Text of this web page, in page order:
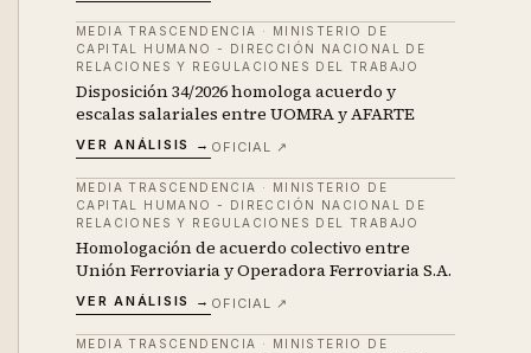
MEDIA TRASCENDENCIA · MINISTERIO DE
CAPITAL HUMANO - DIRECCIÓN NACIONAL DE
RELACIONES Y REGULACIONES DEL TRABAJO
Disposición 34/2026 homologa acuerdo y
escalas salariales entre UOMRA y AFARTE
VER ANÁLISIS → OFICIAL ↗
MEDIA TRASCENDENCIA · MINISTERIO DE
CAPITAL HUMANO - DIRECCIÓN NACIONAL DE
RELACIONES Y REGULACIONES DEL TRABAJO
Homologación de acuerdo colectivo entre
Unión Ferroviaria y Operadora Ferroviaria S.A.
VER ANÁLISIS → OFICIAL ↗
MEDIA TRASCENDENCIA · MINISTERIO DE